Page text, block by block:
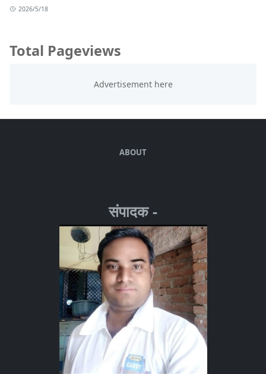
2026/5/18
Total Pageviews
ABOUT
संपादक -